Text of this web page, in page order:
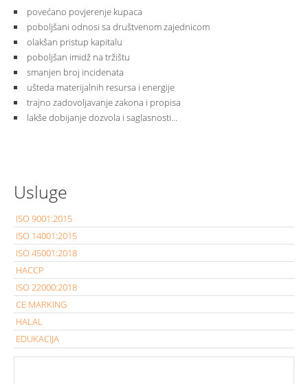
povećano povjerenje kupaca
poboljšani odnosi sa društvenom zajednicom
olakšan pristup kapitalu
poboljšan imidž na tržištu
smanjen broj incidenata
ušteda materijalnih resursa i energije
trajno zadovoljavanje zakona i propisa
lakše dobijanje dozvola i saglasnosti...
Usluge
ISO 9001:2015
ISO 14001:2015
ISO 45001:2018
HACCP
ISO 22000:2018
CE MARKING
HALAL
EDUKACIJA